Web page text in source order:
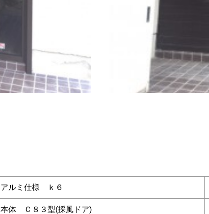
アルミ仕様 ｋ６
本体 Ｃ８３型(採風ドア)